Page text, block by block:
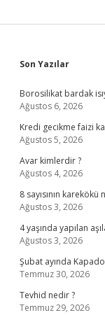
Sidebar
Son Yazılar
Borosilikat bardak
Ağustos 6, 2026
Kredi gecikme faizi
Ağustos 5, 2026
Avar kimlerdir ?
Ağustos 4, 2026
8 sayısının karekökü
Ağustos 3, 2026
4 yaşında yapılan
Ağustos 3, 2026
Şubat ayında
Temmuz 30, 2026
Tevhid nedir ?
Temmuz 29, 2026